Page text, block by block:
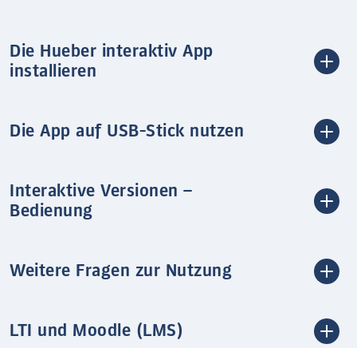
Die Hueber interaktiv App
installieren
Die App auf USB-Stick nutzen
Interaktive Versionen –
Bedienung
Weitere Fragen zur Nutzung
LTI und Moodle (LMS)